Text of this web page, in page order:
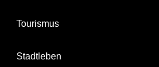
Tourismus
Stadtleben